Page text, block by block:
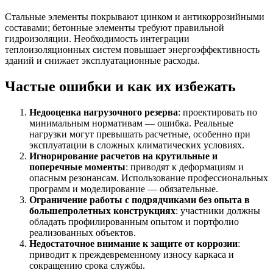
Стальные элементы покрывают цинком и антикоррозийными
составами; бетонные элементы требуют правильной
гидроизоляции. Необходимость интеграции
теплоизоляционных систем повышает энергоэффективность
зданий и снижает эксплуатационные расходы.
Частые ошибки и как их избежать
Недооценка нагрузочного резерва: проектировать по
минимальным нормативам — ошибка. Реальные
нагрузки могут превышать расчетные, особенно при
эксплуатации в сложных климатических условиях.
Игнорирование расчетов на крутильные и
поперечные моменты: приводят к деформациям и
опасным резонансам. Использование профессиональных
программ и моделирование — обязательные.
Ограничение работы с подрядчиками без опыта в
большепролетных конструкциях: участники должны
обладать профилированным опытом и портфолио
реализованных объектов.
Недостаточное внимание к защите от коррозии:
приводит к преждевременному износу каркаса и
сокращению срока службы.